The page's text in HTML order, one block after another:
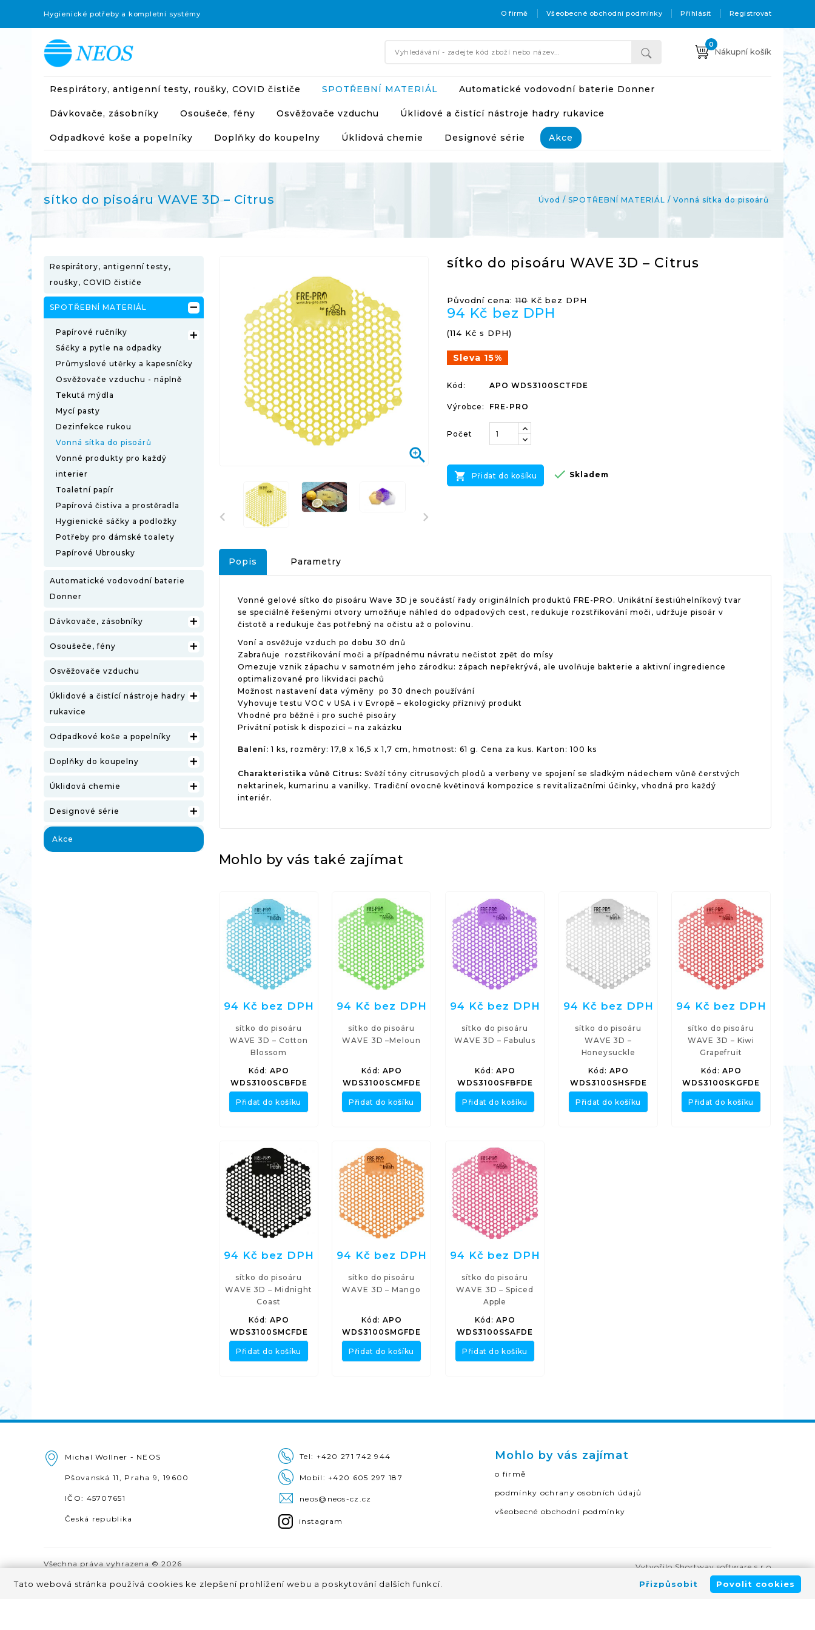
Hygienické potřeby a kompletní systémy O firmě Všeobecné obchodní podmínky Přihlásit Registrovat
0
Nákupní košík
Respirátory, antigenní testy, roušky, COVID čističe SPOTŘEBNÍ MATERIÁL Automatické vodovodní baterie Donner
Dávkovače, zásobníky Osoušeče, fény Osvěžovače vzduchu Úklidové a čistící nástroje hadry rukavice
Odpadkové koše a popelníky Doplňky do koupelny Úklidová chemie Designové série Akce
sítko do pisoáru WAVE 3D – Citrus Úvod SPOTŘEBNÍ MATERIÁL Vonná sítka do pisoárů
Respirátory, antigenní testy,
roušky, COVID čističe
SPOTŘEBNÍ MATERIÁL 
Papírové ručníky 
Sáčky a pytle na odpadky
Průmyslové utěrky a kapesníčky
Osvěžovače vzduchu - náplně
Tekutá mýdla
Mycí pasty
Dezinfekce rukou
Vonná sítka do pisoárů
Vonné produkty pro každý
interier
Toaletní papír
Papírová čistiva a prostěradla
Hygienické sáčky a podložky
Potřeby pro dámské toalety
Papírové Ubrousky
Automatické vodovodní baterie
Donner
Dávkovače, zásobníky 
Osoušeče, fény 
Osvěžovače vzduchu
Úklidové a čistící nástroje hadry
rukavice

Odpadkové koše a popelníky 
Doplňky do koupelny 
Úklidová chemie 
Designové série 
Akce

sítko do pisoáru WAVE 3D – Citrus
Původní cena:110Kč bez DPH
94 Kč bez DPH
(114 Kč s DPH)
Sleva 15%
Kód: APO WDS3100SCTFDE
Výrobce: FRE-PRO
Počet
 Přidat do košíku  Skladem
Popis Parametry
Vonné gelové sítko do pisoáru Wave 3D je součástí řady originálních produktů FRE-PRO. Unikátní šestiúhelníkový tvar
se speciálně řešenými otvory umožňuje náhled do odpadových cest, redukuje rozstřikování moči, udržuje pisoár v
čistotě a redukuje čas potřebný na očistu až o polovinu.
Voní a osvěžuje vzduch po dobu 30 dnů
Zabraňuje rozstřikování moči a případnému návratu nečistot zpět do mísy
Omezuje vznik zápachu v samotném jeho zárodku: zápach nepřekrývá, ale uvolňuje bakterie a aktivní ingredience
optimalizované pro likvidaci pachů
Možnost nastavení data výměny po 30 dnech používání
Vyhovuje testu VOC v USA i v Evropě – ekologicky příznivý produkt
Vhodné pro běžné i pro suché pisoáry
Privátní potisk k dispozici – na zakázku
Balení: 1 ks, rozměry: 17,8 x 16,5 x 1,7 cm, hmotnost: 61 g. Cena za kus. Karton: 100 ks
Charakteristika vůně Citrus: Svěží tóny citrusových plodů a verbeny ve spojení se sladkým nádechem vůně čerstvých
nektarinek, kumarinu a vanilky. Tradiční ovocně květinová kompozice s revitalizačními účinky, vhodná pro každý
interiér.
Mohlo by vás také zajímat
94 Kč bez DPH
sítko do pisoáru
WAVE 3D – Cotton
Blossom
Kód: APO
WDS3100SCBFDE
Přidat do košíku
94 Kč bez DPH
sítko do pisoáru
WAVE 3D –Meloun
Kód: APO
WDS3100SCMFDE
Přidat do košíku
94 Kč bez DPH
sítko do pisoáru
WAVE 3D – Fabulus
Kód: APO
WDS3100SFBFDE
Přidat do košíku
94 Kč bez DPH
sítko do pisoáru
WAVE 3D –
Honeysuckle
Kód: APO
WDS3100SHSFDE
Přidat do košíku
94 Kč bez DPH
sítko do pisoáru
WAVE 3D – Kiwi
Grapefruit
Kód: APO
WDS3100SKGFDE
Přidat do košíku
94 Kč bez DPH
sítko do pisoáru
WAVE 3D – Midnight
Coast
Kód: APO
WDS3100SMCFDE
Přidat do košíku
94 Kč bez DPH
sítko do pisoáru
WAVE 3D – Mango
Kód: APO
WDS3100SMGFDE
Přidat do košíku
94 Kč bez DPH
sítko do pisoáru
WAVE 3D – Spiced
Apple
Kód: APO
WDS3100SSAFDE
Přidat do košíku
Michal Wollner - NEOS
Pšovanská 11, Praha 9, 19600
IČO: 45707651
Česká republika
Tel: +420 271 742 944
Mobil:+420 605 297 187
neos@neos-cz.cz
instagram
Mohlo by vás zajímat
o firmě
podmínky ochrany osobních údajů
všeobecné obchodní podmínky
Všechna práva vyhrazena © 2026 Vytvořilo Shortway software s.r.o
Tato webová stránka používá cookies ke zlepšení prohlížení webu a poskytování dalších funkcí. Povolit cookies
Přizpůsobit